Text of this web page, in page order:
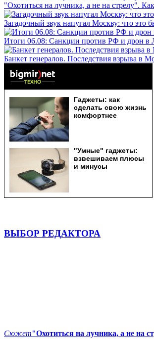
"Охотиться на лучника, а не на стрелу".
Загадочный звук напугал Москву: что это
Итоги 06.08: Санкции против РФ и дрон в
Банкет генералов. Последствия взрыва в
ВЫБОР РЕДАКТОРА
Сюжет"Охотиться на лучника, а не на